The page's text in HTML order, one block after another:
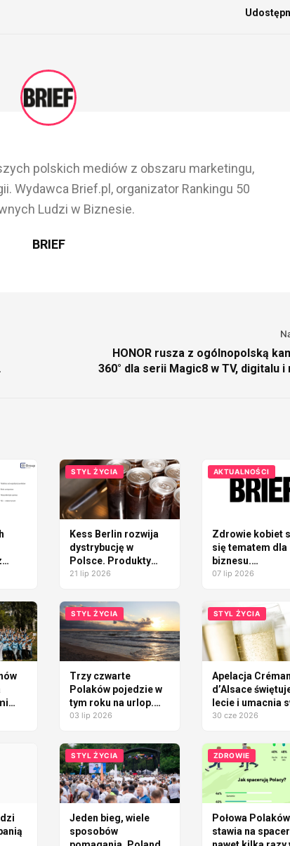
polskich mediów z obszaru marketingu,
Wydawca Brief.pl, organizator Rankingu 50
Ludzi w Biznesie.
BRIEF
HONOR rusza z ogólnopolską
360° dla serii Magic8 w TV, digitalu
STYL ŻYCIA
Kess Berlin rozwija
dystrybucję w
Polsce. Produkty
marki po raz
stacjonarnie
21 lip 2026
AKTUALNOŚCI
Zdrowie kobiet
się tematem dla
biznesu.
Endometrioza
patrzeć szerzej
wellbeing
07 lip 2026
STYL ŻYCIA
Trzy czwarte
Polaków pojedzie w
tym roku na urlop.
Polska wygrywa z
03 lip 2026
STYL ŻYCIA
Apelacja
d’Alsace
lecie i umacnia
pozycję na
30 cze 2026
STYL ŻYCIA
Jeden bieg, wiele
sposobów
ZDROWIE
Połowa Polaków
stawia na